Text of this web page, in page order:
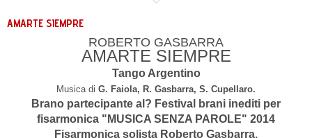
AMARTE SIEMPRE
ROBERTO GASBARRA
AMARTE SIEMPRE
Tango Argentino
Musica di G. Faiola, R. Gasbarra, S. Cupellaro.
Brano partecipante al? Festival brani inediti per
fisarmonica "MUSICA SENZA PAROLE" 2014
Fisarmonica solista Roberto Gasbarra.